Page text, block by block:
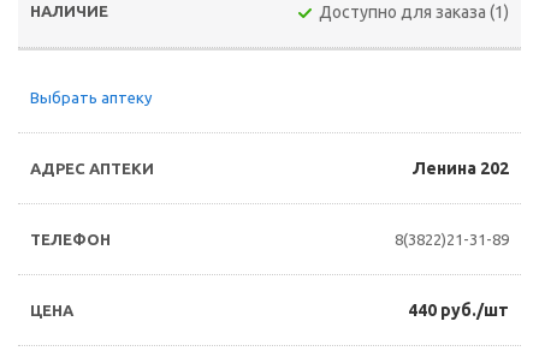
Доступно для заказа (1)
Выбрать аптеку
Ленина 202
8(3822)21-31-89
440 руб./шт